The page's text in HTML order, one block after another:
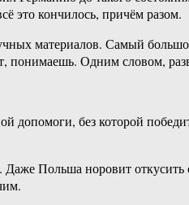
это кончилось, причём разом.
материалов. Самый
понимаешь. Одним словом,
допомоги, без которой
Польша норовит